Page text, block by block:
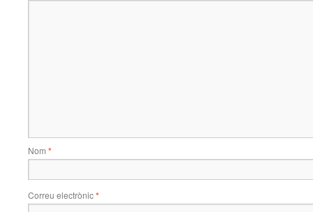
Nom *
Correu electrònic*